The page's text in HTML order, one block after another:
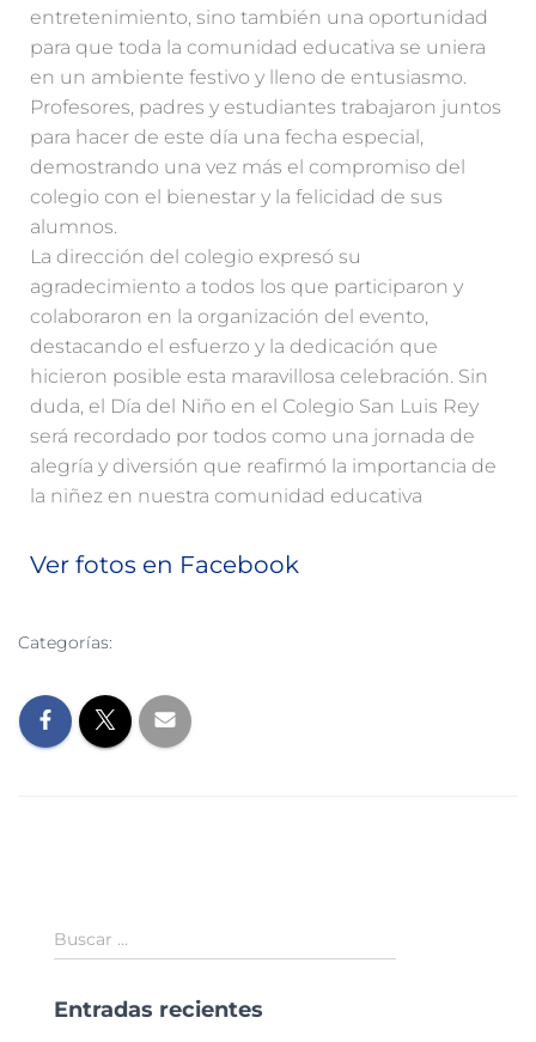
entretenimiento, sino también una oportunidad
para que toda la comunidad educativa se uniera
en un ambiente festivo y lleno de entusiasmo.
Profesores, padres y estudiantes trabajaron juntos
para hacer de este día una fecha especial,
demostrando una vez más el compromiso del
colegio con el bienestar y la felicidad de sus
alumnos.
La dirección del colegio expresó su
agradecimiento a todos los que participaron y
colaboraron en la organización del evento,
destacando el esfuerzo y la dedicación que
hicieron posible esta maravillosa celebración. Sin
duda, el Día del Niño en el Colegio San Luis Rey
será recordado por todos como una jornada de
alegría y diversión que reafirmó la importancia de
la niñez en nuestra comunidad educativa
Ver fotos en Facebook
Categorías:
Buscar …
Entradas recientes